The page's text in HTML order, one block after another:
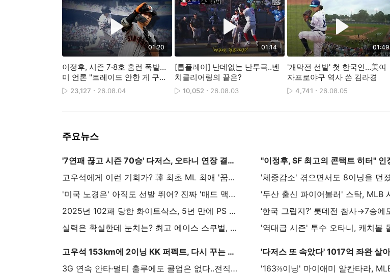
01:20
이정후, 시즌 7·8호 홈런 폭발…
미 언론 "트레이드 안한 게 구단
최고의 선택"
23,127 26.08.04
01:14
[톱플레이] 난데없는 난투극‥벤
치클리어링의 끝은?
10,052 26.08.03
01:49
'개막전 선발' 첫 한국인…美여
자프로야구 역사 쓴 김라경
4,741 26.08.05
주요뉴스
'7연패 끊고 시즌 70승' 다저스, 오타니 연장 결승타로 애리조나 2-1 승
고우석에게 이런 기회가? 韓 최초 ML 최애 '꿈의 구장' 간다..등판 여부 관심집중
'미국 노경은' 아직도 선발 뛰어? 진짜 '매드 맥스'다 → KKKK 추가해 역대 탈삼진 단독 10위 등극
2025년 102패 당한 화이트삭스, 5년 만에 PS 진출하나...야수 세대교체 효과 뿜뿜
실력은 확실한데 눈치는? 최고 에이스 스쿠벌, 다저스 유니폼 입자마자 "디트로이트 돌아갈래"
고우석 153km에 2이닝 KK 퍼펙트, 다시 꾸는 ML의 꿈..글러브 논란은 훌훌, 마이너 타자들 그만 봅시다
3G 연속 안타·멀티 출루에도 콜업은 없다..전직 빅리거, "김혜성, 트레이드가 베스트"